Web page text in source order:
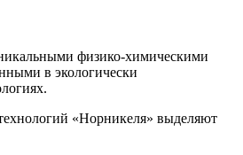
физико-химическими
в экологически
«Норникеля» выделяют